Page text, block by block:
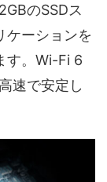
のSSDス
ケーションを
す。Wi-Fi 6
速で安定し